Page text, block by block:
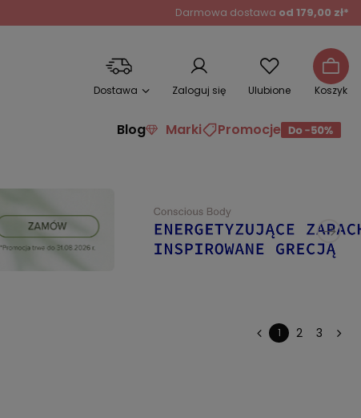
Darmowa dostawa od 179,00 zł*
Dostawa Zaloguj się Ulubione Koszyk
Blog Marki Promocje
1 2 3